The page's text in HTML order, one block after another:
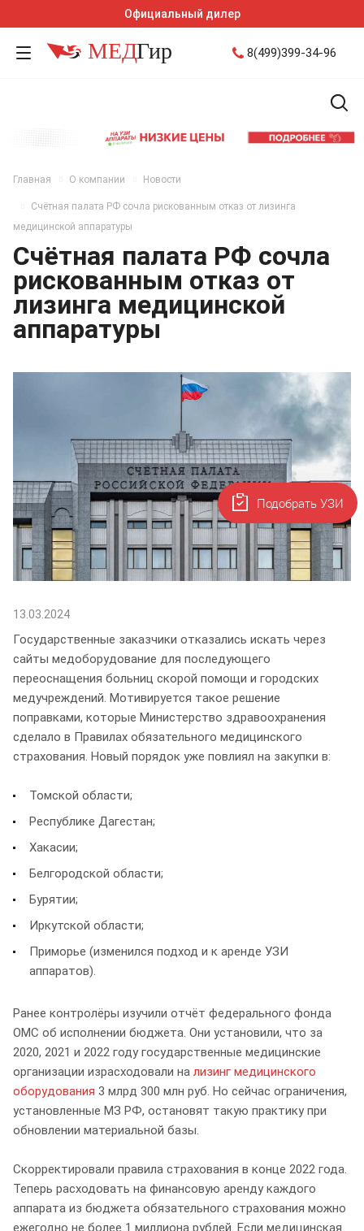
Официальный дилер
8(499)399-34-96
Главная О компании Новости
Счётная палата РФ сочла рискованным отказ от лизинга
медицинской аппаратуры
Счётная палата РФ сочла
рискованным отказ от
лизинга медицинской
аппаратуры
13.03.2024
Государственные заказчики отказались искать через
сайты медоборудование для последующего
переоснащения больниц скорой помощи и городских
медучреждений. Мотивируется такое решение
поправками, которые Министерство здравоохранения
сделало в Правилах обязательного медицинского
страхования. Новый порядок уже повлиял на закупки в:
Томской области;
Республике Дагестан;
Хакасии;
Белгородской области;
Бурятии;
Иркутской области;
Приморье (изменился подход и к аренде УЗИ
аппаратов).
Ранее контролёры изучили отчёт федерального фонда
ОМС об исполнении бюджета. Они установили, что за
2020, 2021 и 2022 году государственные медицинские
организации израсходовали на лизинг медицинского
оборудования 3 млрд 300 млн руб. Но сейчас ограничения,
установленные МЗ РФ, остановят такую практику при
обновлении материальной базы.
Скорректировали правила страхования в конце 2022 года.
Теперь расходовать на финансовую аренду каждого
аппарата из бюджета обязательного страхования можно
ежегодно не более 1 миллиона рублей. Если медицинская
Подобрать УЗИ